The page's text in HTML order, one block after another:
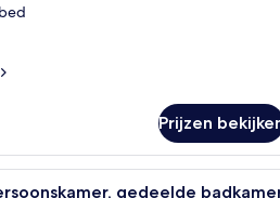
Prijzen
Een hotelkamer met twee
gedeelde